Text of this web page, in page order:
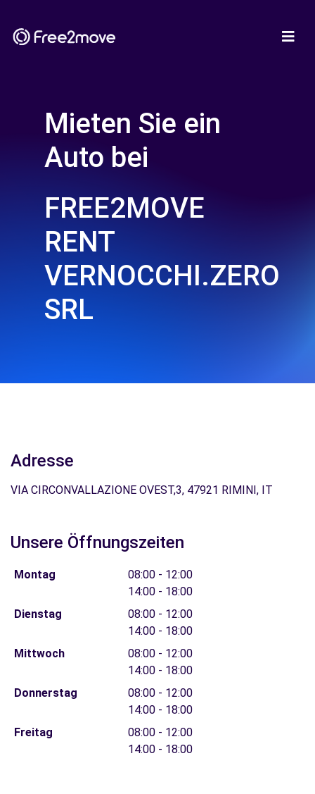
Mieten Sie ein
Auto bei
FREE2MOVE
RENT
VERNOCCHI.ZERO
SRL
Adresse
VIA CIRCONVALLAZIONE OVEST,3, 47921 RIMINI, IT
Unsere Öffnungszeiten
Montag
08:00 - 12:00
14:00 - 18:00
Dienstag
08:00 - 12:00
14:00 - 18:00
Mittwoch
08:00 - 12:00
14:00 - 18:00
Donnerstag
08:00 - 12:00
14:00 - 18:00
Freitag
08:00 - 12:00
14:00 - 18:00